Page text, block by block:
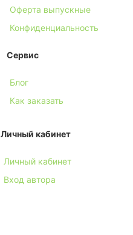
Оферта выпускные
Конфиденциальность
Сервис
Блог
Как заказать
Личный кабинет
Личный кабинет
Вход автора